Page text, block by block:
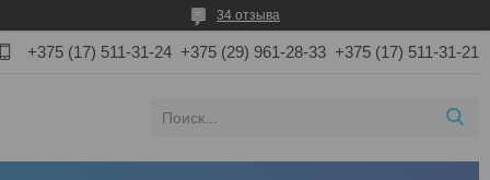
34 отзыва
+375 (17) 511-31-24 +375 (29) 961-28-33 +375 (17) 511-31-21